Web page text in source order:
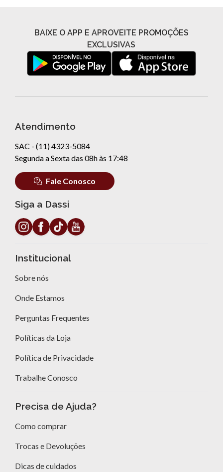
BAIXE O APP E APROVEITE PROMOÇÕES
EXCLUSIVAS
Atendimento
SAC - (11) 4323-5084
Segunda a Sexta das 08h às 17:48
Fale Conosco
Siga a Dassi
Institucional
Sobre nós
Onde Estamos
Perguntas Frequentes
Políticas da Loja
Política de Privacidade
Trabalhe Conosco
Precisa de Ajuda?
Como comprar
Trocas e Devoluções
Dicas de cuidados